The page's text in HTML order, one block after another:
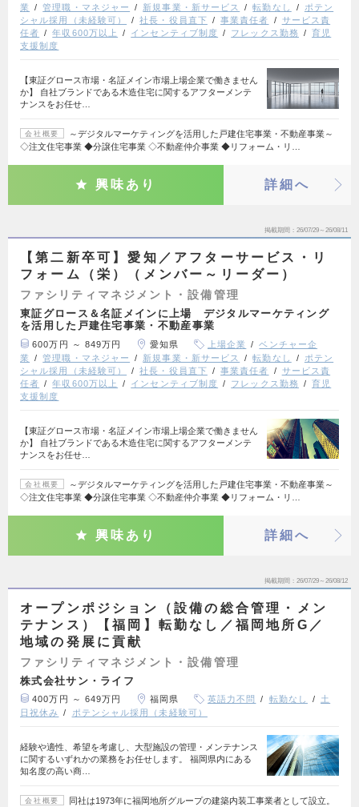
業
管理職・マネジャー 新規事業・新サービス 転勤なし
ポテン
シャル採用（未経験可）
社長・役員直下 事業責任者
サービス責
任者
年収600万以上 インセンティブ制度 フレックス勤務
育児
支援制度
【東証グロース市場・名証メイン市場上場企業で働きません
か】 自社ブランドである木造住宅に関するアフターメンテ
ナンスをお任せ…
会社概要
～デジタルマーケティングを活用した戸建住宅事業・不動産事業～
◇注文住宅事業 ◆分譲住宅事業 ◇不動産仲介事業 ◆リフォーム・リ…
興味あり 詳細へ
掲載期間 26/07/29～26/08/11
【第二新卒可】愛知／アフターサービス・リ
フォーム（栄）（メンバー～リーダー）
ファシリティマネジメント・設備管理
東証グロース＆名証メインに上場 デジタルマーケティング
を活用した戸建住宅事業・不動産事業
600万円 ～ 849万円 愛知県 上場企業
ベンチャー企
業
管理職・マネジャー 新規事業・新サービス 転勤なし
ポテン
シャル採用（未経験可）
社長・役員直下 事業責任者
サービス責
任者
年収600万以上 インセンティブ制度 フレックス勤務
育児
支援制度
【東証グロース市場・名証メイン市場上場企業で働きません
か】 自社ブランドである木造住宅に関するアフターメンテ
ナンスをお任せ…
会社概要
～デジタルマーケティングを活用した戸建住宅事業・不動産事業～
◇注文住宅事業 ◆分譲住宅事業 ◇不動産仲介事業 ◆リフォーム・リ…
興味あり 詳細へ
掲載期間 26/07/29～26/08/12
オープンポジション（設備の総合管理・メン
テナンス）【福岡】転勤なし／福岡地所G／
地域の発展に貢献
ファシリティマネジメント・設備管理
株式会社サン・ライフ
400万円 ～ 649万円 福岡県 英語力不問 転勤なし
土
日祝休み
ポテンシャル採用（未経験可）
経験や適性、希望を考慮し、大型施設の管理・メンテナンス
に関するいずれかの業務をお任せします。 福岡県内にある
知名度の高い商…
会社概要
同社は1973年に福岡地所グループの建築内装工事業者として設立。